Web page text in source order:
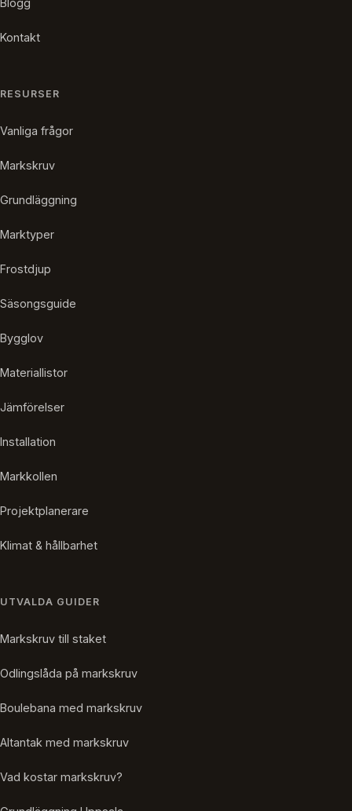
Kontakt
RESURSER
Vanliga frågor
Markskruv
Grundläggning
Marktyper
Frostdjup
Säsongsguide
Bygglov
Materiallistor
Jämförelser
Installation
Markkollen
Projektplanerare
Klimat & hållbarhet
UTVALDA GUIDER
Markskruv till staket
Odlingslåda på markskruv
Boulebana med markskruv
Altantak med markskruv
Vad kostar markskruv?